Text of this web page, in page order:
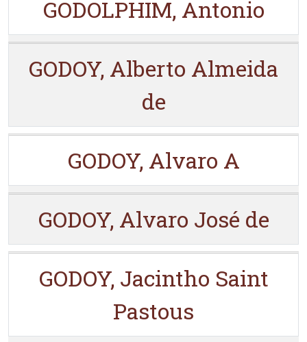
GODOLPHIM, Antonio
GODOY, Alberto Almeida
de
GODOY, Alvaro A
GODOY, Alvaro José de
GODOY, Jacintho Saint
Pastous